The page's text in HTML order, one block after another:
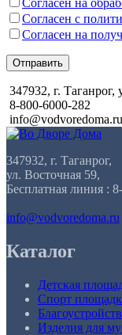
Согласен на
Согласен с
Согласен на
Отправить
347932, г. Таганрог,
8-800-6000-282
info@vodvoredoma.ru
347932, г. Таганрог,
ул. Восточная 59,
Бесплатная линия :
info@vodvoredoma.ru
Каталог
Детская
Спорт
Изделия для